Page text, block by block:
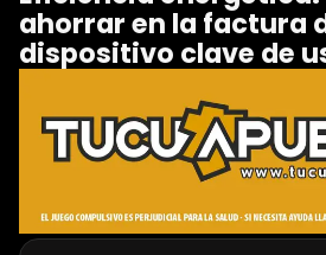
ahorrar en la factura
dispositivo clave de